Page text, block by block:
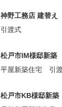
神野工務店 建替え
引渡式
松戸市IM様邸新築
平屋新築住宅 引
松戸市KB様邸新築